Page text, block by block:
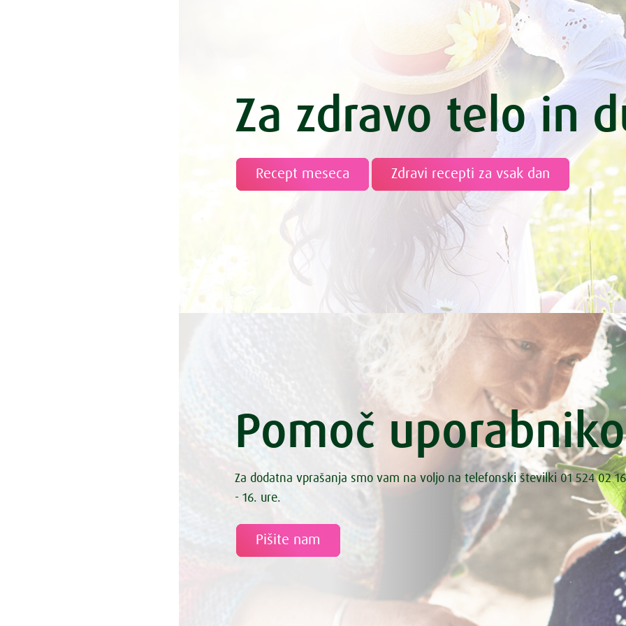
Za zdravo telo in
Recept meseca Zdravi recepti za vsak dan
Pomoč
Za dodatna vprašanja smo vam na voljo na telefonski številki 01 524 02
- 16. ure.
Pišite nam